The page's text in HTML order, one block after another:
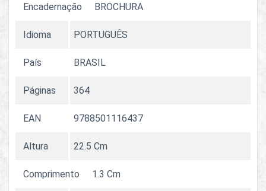
Encadernação BROCHURA
Idioma PORTUGUÊS
País BRASIL
Páginas 364
EAN 9788501116437
Altura 22.5 Cm
Comprimento 1.3 Cm